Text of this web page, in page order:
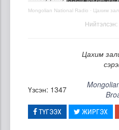
Mongolian National Radio · Цахим
Нийтэлсэн:
Цахим
Үзсэн: 1347
ТҮГЭЭХ ЖИРГЭХ